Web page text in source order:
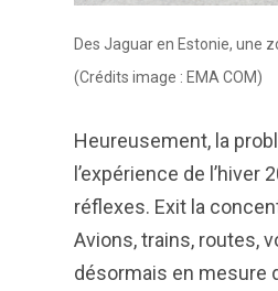
Des Jaguar en Estonie, une
(Crédits image : EMA COM)
Heureusement, la
l’expérience de
réflexes. Exit la
Avions, trains, routes,
désormais en mesure